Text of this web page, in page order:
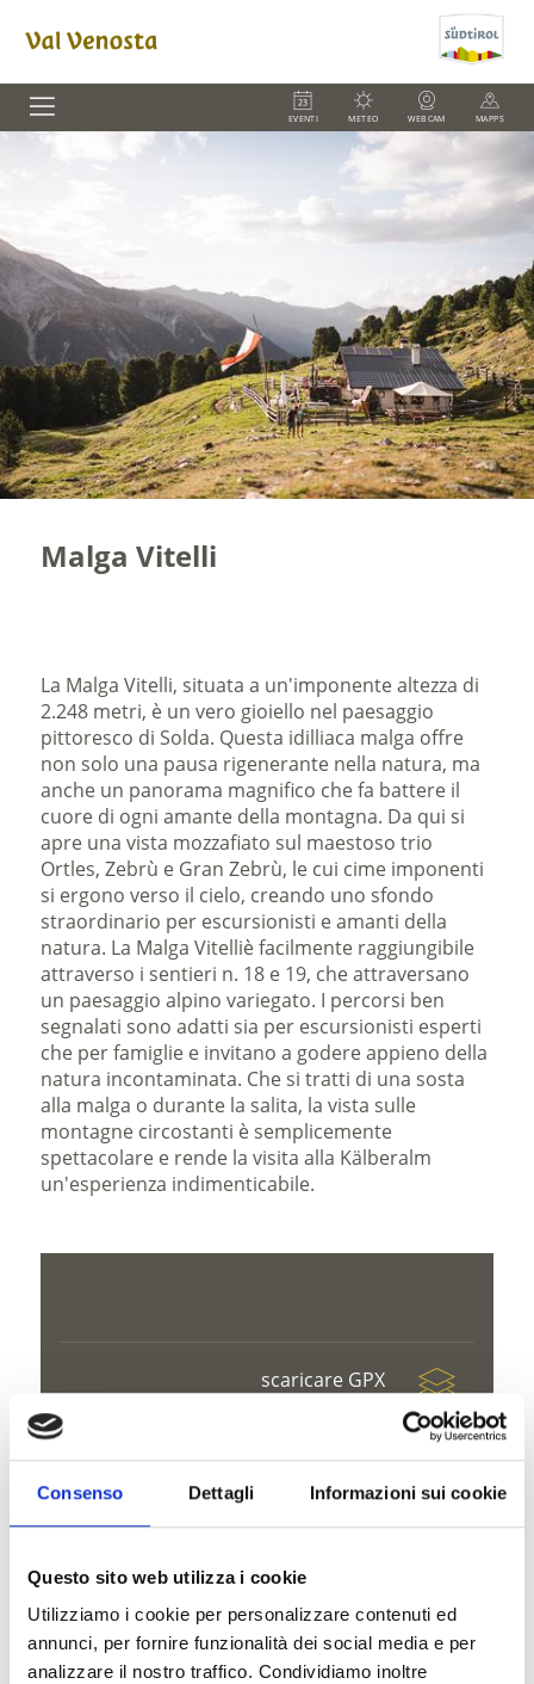
Consenso Dettagli Informazioni sui cookie
Questo sito web utilizza i cookie
Utilizziamo i cookie per personalizzare contenuti ed
annunci, per fornire funzionalità dei social media e per
analizzare il nostro traffico. Condividiamo inoltre
EVENTI METEO WEBCAM MAPPS
Malga Vitelli
La Malga Vitelli, situata a un'imponente altezza di
2.248 metri, è un vero gioiello nel paesaggio
pittoresco di Solda. Questa idilliaca malga offre
non solo una pausa rigenerante nella natura, ma
anche un panorama magnifico che fa battere il
cuore di ogni amante della montagna. Da qui si
apre una vista mozzafiato sul maestoso trio
Ortles, Zebrù e Gran Zebrù, le cui cime imponenti
si ergono verso il cielo, creando uno sfondo
straordinario per escursionisti e amanti della
natura. La Malga Vitelliè facilmente raggiungibile
attraverso i sentieri n. 18 e 19, che attraversano
un paesaggio alpino variegato. I percorsi ben
segnalati sono adatti sia per escursionisti esperti
che per famiglie e invitano a godere appieno della
natura incontaminata. Che si tratti di una sosta
alla malga o durante la salita, la vista sulle
montagne circostanti è semplicemente
spettacolare e rende la visita alla Kälberalm
un'esperienza indimenticabile.
scaricare GPX
V